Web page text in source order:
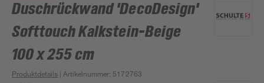
Duschrückwand 'DecoDesign'
Softtouch Kalkstein-Beige
100 x 255 cm
Produktdetails | Artikelnummer: 5172763